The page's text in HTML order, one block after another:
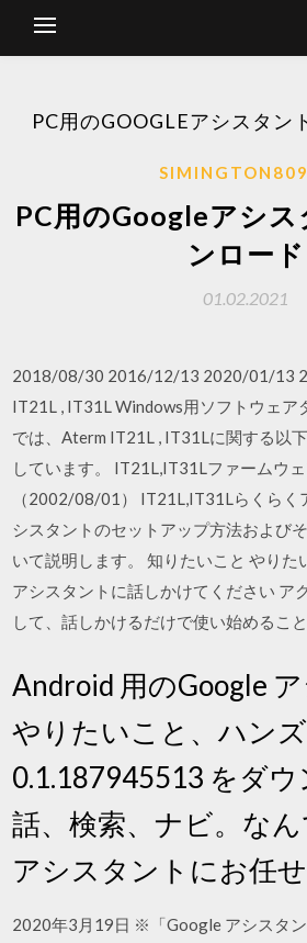
PC用のGOOGLEアシスタン
PC用のGoogleアシス
ンロード
01.02.2021
2018/08/30 2016/12/13 2020/01/13
IT21L , IT31L Windows用ソフトウェア
では、Aterm IT21L , IT31Lに関する以
しています。 IT21L,IT31Lファームウ
（2002/08/01） IT21L,IT31Lらくらく
シスタントのセットアップ方法および
いて説明します。 知りたいこと やり
アシスタントに話しかけてください ア
して、話しかけるだけで使い始めること
Android 用のGoogle
やりたいこと、ハン
0.1.187945513 をダ
話、検索、ナビ。な
アシスタントにお任せ
2020年3月19日 ※「Google アシスタ